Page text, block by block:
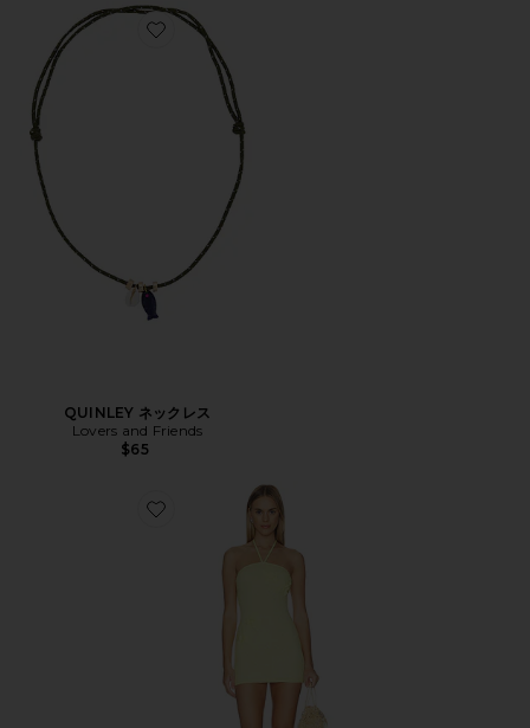
Favorite QUINLEY ネックレス
QUINLEY ネックレス
Lovers and Friends
$65
Favorite CROCHET MINI ドレス